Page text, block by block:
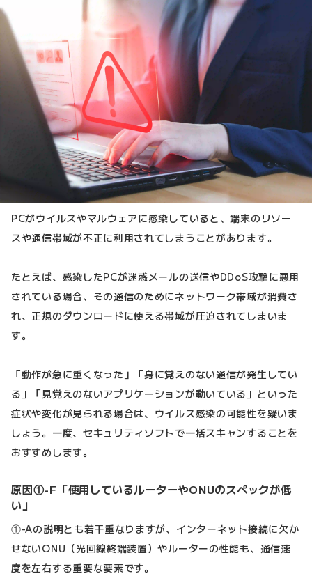
PCがウイルスやマルウェアに感染していると、端末のリソー
スや通信帯域が不正に利用されてしまうことがあります。
たとえば、感染したPCが迷惑メールの送信やDDoS攻撃に悪用
されている場合、その通信のためにネットワーク帯域が消費さ
れ、正規のダウンロードに使える帯域が圧迫されてしまいま
す。
「動作が急に重くなった」「身に覚えのない通信が発生してい
る」「見覚えのないアプリケーションが動いている」といった
症状や変化が見られる場合は、ウイルス感染の可能性を疑いま
しょう。一度、セキュリティソフトで一括スキャンすることを
おすすめします。
原因①-F「使用しているルーターやONUのスペックが低
い」
①-Aの説明とも若干重なりますが、インターネット接続に欠か
せないONU（光回線終端装置）やルーターの性能も、通信速
度を左右する重要な要素です。